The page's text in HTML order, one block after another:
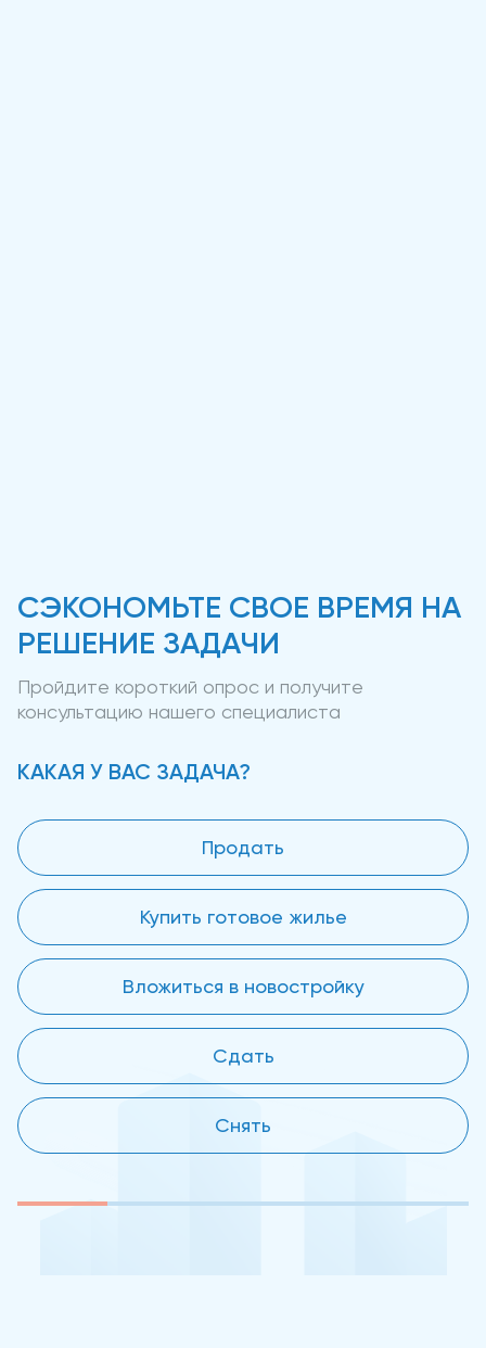
СЭКОНОМЬТЕ СВОЕ ВРЕМЯ НА
РЕШЕНИЕ ЗАДАЧИ
Пройдите короткий опрос и получите
консультацию нашего специалиста
КАКАЯ У ВАС ЗАДАЧА?
Продать
Купить готовое жилье
Вложиться в новостройку
Сдать
Снять